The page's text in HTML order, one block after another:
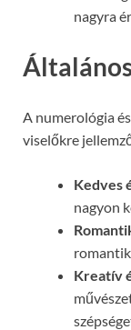
nagyra
A numerológia
viselőkre
Kedves
nagyon
Kreatív